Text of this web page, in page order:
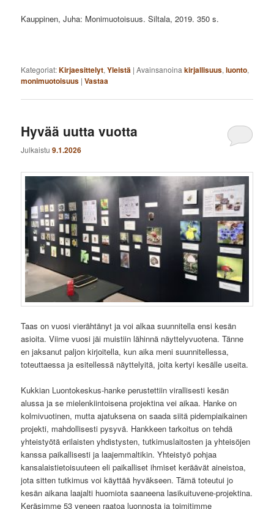
Kauppinen, Juha: Monimuotoisuus. Siltala, 2019. 350 s.
Kategoriat:Kirjaesittelyt,Yleistä |Avainsanoina kirjallisuus,luonto,
monimuotoisuus |Vastaa
Hyvää uutta vuotta
Julkaistu9.1.2026
Taas on vuosi vierähtänyt ja voi alkaa suunnitella ensi kesän
asioita. Viime vuosi jäi muistiin lähinnä näyttelyvuotena. Tänne
en jaksanut paljon kirjoitella, kun aika meni suunnitellessa,
toteuttaessa ja esitellessä näyttelyitä, joita kertyi kesälle useita.
Kukkian Luontokeskus-hanke perustettiin virallisesti kesän
alussa ja se mielenkiintoisena projektina vei aikaa. Hanke on
kolmivuotinen, mutta ajatuksena on saada siitä pidempiaikainen
projekti, mahdollisesti pysyvä. Hankkeen tarkoitus on tehdä
yhteistyötä erilaisten yhdistysten, tutkimuslaitosten ja yhteisöjen
kanssa paikallisesti ja laajemmaltikin. Yhteistyö pohjaa
kansalaistietoisuuteen eli paikalliset ihmiset keräävät aineistoa,
jota sitten tutkimus voi käyttää hyväkseen. Tämä toteutui jo
kesän aikana laajalti huomiota saaneena lasikuituvene-projektina.
Keräsimme 53 veneen raatoa luonnosta ja toimitimme